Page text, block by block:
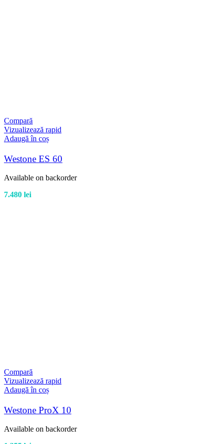
Compară
Vizualizează rapid
Adaugă în coș
Westone ES 60
Available on backorder
7.480 lei
Compară
Vizualizează rapid
Adaugă în coș
Westone ProX 10
Available on backorder